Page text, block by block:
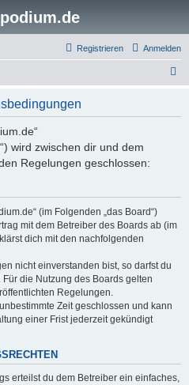
Anmelden
Registrieren
wird zwischen dir und dem
Regelungen geschlossen:
(im Folgenden „das Board“)
mit dem Betreiber des Boards ab (im
dich mit den nachfolgenden
nicht einverstanden bist, so darfst du
die Nutzung des Boards gelten
Regelungen.
Zeit geschlossen und kann
einer Frist jederzeit gekündigt
erteilst du dem Betreiber ein einfaches,